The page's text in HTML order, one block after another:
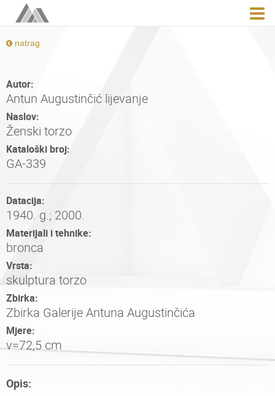
natrag
Autor:
Antun Augustinčić lijevanje
Naslov:
Ženski torzo
Kataloški broj:
GA-339
Datacija:
1940. g.; 2000.
Materijali i tehnike:
bronca
Vrsta:
skulptura torzo
Zbirka:
Zbirka Galerije Antuna Augustinčića
Mjere:
v=72,5 cm
Opis: